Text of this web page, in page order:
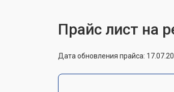
Прайс лист на
Дата обновления прайса: